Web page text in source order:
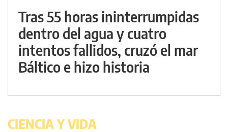
Tras 55 horas ininterrumpidas
dentro del agua y cuatro
intentos fallidos, cruzó el mar
Báltico e hizo historia
CIENCIA Y VIDA